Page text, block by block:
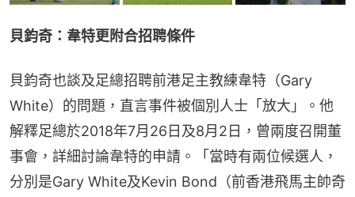
貝鈞奇：韋特更附合招聘條件
貝鈞奇也談及足總招聘前港足主教練韋特（Gary
White）的問題，直言事件被個別人士「放大」。他
解釋足總於2018年7月26日及8月2日，曾兩度召開董
事會，詳細討論韋特的申請。「當時有兩位候選人，
分別是Gary White及Kevin Bond（前香港飛馬主帥奇